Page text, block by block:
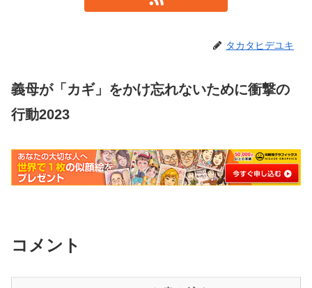
タカタヒデユキ
義母が「カギ」をかけ忘れないために衝撃の
行動2023
コメント